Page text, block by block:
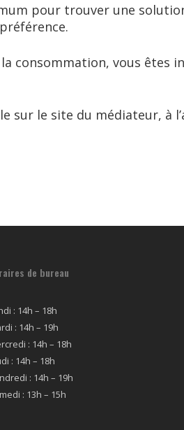
pour trouver une
consommation, vous êtes
le site du médiateur, à
de bureau
: 14h – 18h
: 14h – 19h
: 14h – 18h
: 14h – 18h
: 14h – 19h
: 13h – 15h